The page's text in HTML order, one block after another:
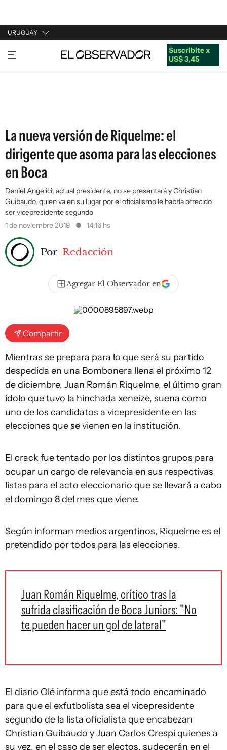
URUGUAY
URUGUAY
ARGENTINA
Suscribite x
US$ 3,45
La nueva versión de Riquelme: el
dirigente que asoma para las elecciones
en Boca
Daniel Angelici, actual presidente, no se presentará y Christian
Guibaudo, quien va en su lugar por el oficialismo le habría ofrecido
ser vicepresidente segundo
1 de noviembre 2019
14:16 hs
Por Redacción
Agregar El Observador en
Compartir
Mientras se prepara para lo que será su partido
despedida en una Bombonera llena el próximo 12
de diciembre, Juan Román Riquelme, el último gran
ídolo que tuvo la hinchada xeneize, suena como
uno de los candidatos a vicepresidente en las
elecciones que se vienen en la institución.
El crack fue tentado por los distintos grupos para
ocupar un cargo de relevancia en sus respectivas
listas para el acto eleccionario que se llevará a cabo
el domingo 8 del mes que viene.
Según informan medios argentinos, Riquelme es el
pretendido por todos para las elecciones.
Juan Román Riquelme, crítico tras la
sufrida clasificación de Boca Juniors: "No
te pueden hacer un gol de lateral"
El diario Olé informa que está todo encaminado
para que el exfutbolista sea el vicepresidente
segundo de la lista oficialista que encabezan
Christian Guibaudo y Juan Carlos Crespi quienes a
su vez, en el caso de ser electos, sudecerán en el